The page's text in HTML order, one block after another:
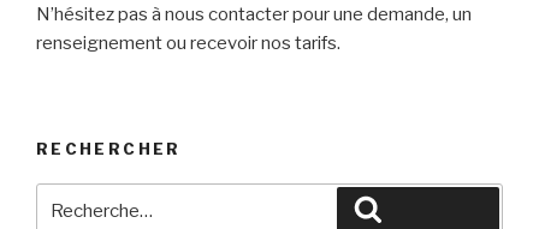
N’hésitez pas à nous contacter pour une demande, un
renseignement ou recevoir nos tarifs.
RECHERCHER